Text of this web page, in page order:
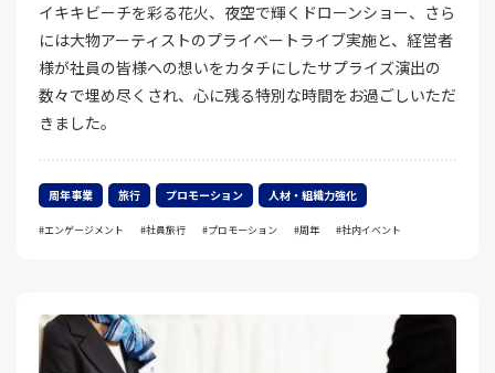
イキキビーチを彩る花火、夜空で輝くドローンショー、さら
には大物アーティストのプライベートライブ実施と、経営者
様が社員の皆様への想いをカタチにしたサプライズ演出の
数々で埋め尽くされ、心に残る特別な時間をお過ごしいただ
きました。
周年事業 旅行 プロモーション 人材・組織力強化
エンゲージメント 社員旅行 プロモーション 周年 社内イベント